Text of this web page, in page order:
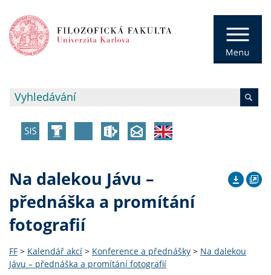
Na dalekou Jávu –
přednáška a promítání
fotografií
FF > Kalendář akcí > Konference a přednášky > Na dalekou
Jávu – přednáška a promítání fotografií